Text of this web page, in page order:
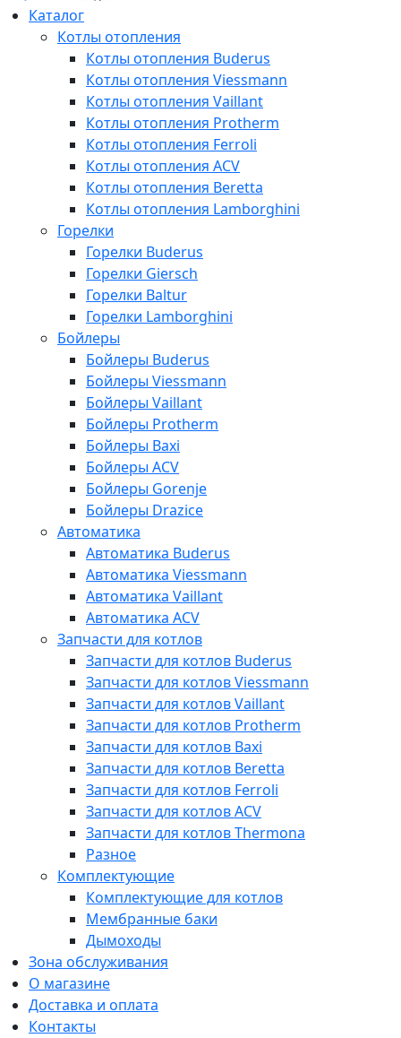
Каталог
Котлы отопления
Котлы отопления Buderus
Котлы отопления Viessmann
Котлы отопления Vaillant
Котлы отопления Protherm
Котлы отопления Ferroli
Котлы отопления ACV
Котлы отопления Beretta
Котлы отопления Lamborghini
Горелки
Горелки Buderus
Горелки Giersch
Горелки Baltur
Горелки Lamborghini
Бойлеры
Бойлеры Buderus
Бойлеры Viessmann
Бойлеры Vaillant
Бойлеры Protherm
Бойлеры Baxi
Бойлеры ACV
Бойлеры Gorenje
Бойлеры Drazice
Автоматика
Автоматика Buderus
Автоматика Viessmann
Автоматика Vaillant
Автоматика ACV
Запчасти для котлов
Запчасти для котлов Buderus
Запчасти для котлов Viessmann
Запчасти для котлов Vaillant
Запчасти для котлов Protherm
Запчасти для котлов Baxi
Запчасти для котлов Beretta
Запчасти для котлов Ferroli
Запчасти для котлов ACV
Запчасти для котлов Thermona
Разное
Комплектующие
Комплектующие для котлов
Мембранные баки
Дымоходы
Зона обслуживания
О магазине
Доставка и оплата
Контакты